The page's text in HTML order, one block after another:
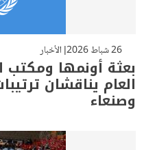
26 شباط 2026 الأخبار
بعثة أونمها ومكتب
العام يناقشان
وصنعاء